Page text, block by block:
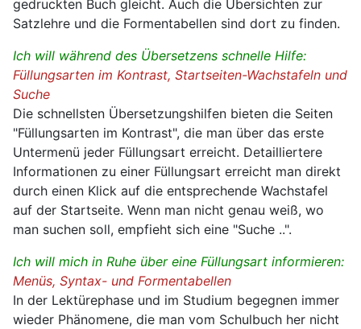
gedruckten Buch gleicht. Auch die Übersichten zur
Satzlehre und die Formentabellen sind dort zu finden.
Ich will während des Übersetzens schnelle Hilfe:
Füllungsarten im Kontrast, Startseiten-Wachstafeln und
Suche
Die schnellsten Übersetzungshilfen bieten die Seiten
"Füllungsarten im Kontrast", die man über das erste
Untermenü jeder Füllungsart erreicht. Detailliertere
Informationen zu einer Füllungsart erreicht man direkt
durch einen Klick auf die entsprechende Wachstafel
auf der Startseite. Wenn man nicht genau weiß, wo
man suchen soll, empfieht sich eine "Suche ..".
Ich will mich in Ruhe über eine Füllungsart informieren:
Menüs, Syntax- und Formentabellen
In der Lektürephase und im Studium begegnen immer
wieder Phänomene, die man vom Schulbuch her nicht